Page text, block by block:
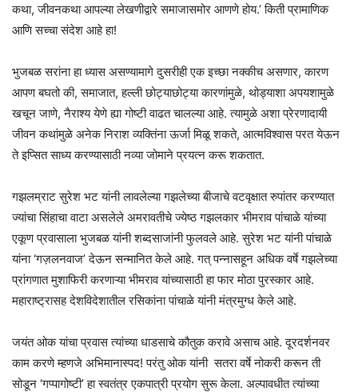
कथा, जीवनकथा आपल्या लेखणीद्वारे समाजासमोर आणणे होय.’ किती प्रामाणिक
आणि सच्चा संदेश आहे हा!
भुजबळ सरांना हा ध्यास असण्यामागे दुसरीही एक इच्छा नक्कीच असणार, कारण
आपण बघतो की, समाजात, हल्ली छोट्याछोट्या कारणांमुळे, थोड्याशा अपयशामुळे
खचून जाणे, नैराश्य येणे ह्या गोष्टी वाढत चालल्या आहे. त्यामुळे अशा प्रेरणादायी
जीवन कथांमुळे अनेक निराश व्यक्तिंना ऊर्जा मिळू शकते, ‌आत्मविश्वास परत येऊन
ते इप्सित साध्य करण्यासाठी नव्या जोमाने प्रयत्न करू शकतात.
गझलम्राट सुरेश भट यांनी लावलेल्या गझलेच्या बीजाचे वटवृक्षात रुपांतर करण्यात
ज्यांचा सिंहाचा वाटा असलेले अमरावतीचे ज्येष्ठ गझलकार भीमराव पांचाळे यांच्या
एकूण प्रवासाला भुजबळ यांनी शब्दसाजांनी फुलवले आहे. सुरेश भट यांनी पांचाळे
यांना ‘गज़लनवाज’ देऊन सन्मानित केले आहे. गत् पन्नासहून अधिक वर्षे गझलेच्या
प्रांगणात मुशाफिरी करणाऱ्या भीमराव यांच्यासाठी हा फार मोठा पुरस्कार आहे.
महाराष्ट्रासह देशविदेशातील रसिकांना पांचाळे यांनी मंत्रमुग्ध केले आहे.
जयंत ओक यांचा प्रवास त्यांच्या धाडसाचे कौतुक करावे असाच आहे. दूरदर्शनवर
काम करणे म्हणजे अभिमानास्पद! परंतु ओक यांनी सतरा वर्षे नोकरी करून ती
सोडून ‘गप्पागोष्टी’ हा स्वतंत्र एकपात्री प्रयोग सुरू केला. अल्पावधीत त्यांच्या